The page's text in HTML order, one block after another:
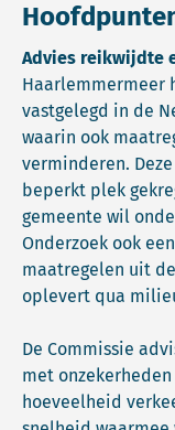
Advies reikwijdte
Haarlemmermeer
vastgelegd in de
waarin ook
verminderen.
beperkt plek
gemeente wil
Onderzoek ook
maatregelen uit
oplevert qua
De Commissie
met
hoeveelheid